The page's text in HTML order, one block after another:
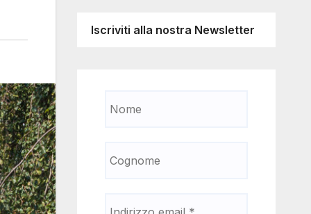
Iscriviti alla nostra Newsletter